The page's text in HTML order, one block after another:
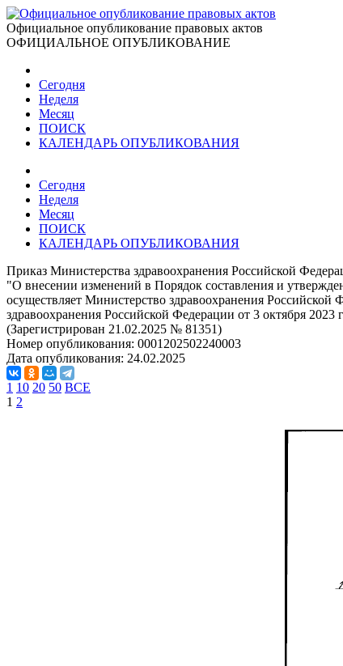
Официальное опубликование правовых актов
ОФИЦИАЛЬНОЕ ОПУБЛИКОВАНИЕ
Сегодня
Неделя
Месяц
ПОИСК
КАЛЕНДАРЬ ОПУБЛИКОВАНИЯ
Сегодня
Неделя
Месяц
ПОИСК
КАЛЕНДАРЬ ОПУБЛИКОВАНИЯ
Приказ Министерства здравоохранения Российской
"О внесении изменений в Порядок составления и
осуществляет Министерство здравоохранения
здравоохранения Российской Федерации от 3 октября 2023
(Зарегистрирован 21.02.2025 № 81351)
Номер опубликования: 0001202502240003
Дата опубликования: 24.02.2025
1 10 20 50 ВСЕ
1 2